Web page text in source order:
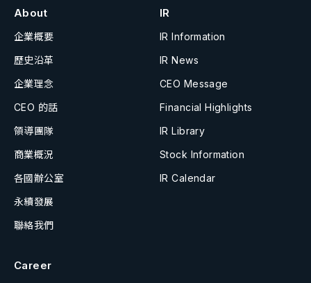
About
企業概要
歷史沿革
企業理念
CEO 的話
領導團隊
商業概況
各國辦公室
永續發展
聯絡我們
IR
IR Information
IR News
CEO Message
Financial Highlights
IR Library
Stock Information
IR Calendar
Career